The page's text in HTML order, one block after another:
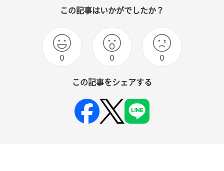
この記事はいかがでしたか？
0 0 0
この記事をシェアする